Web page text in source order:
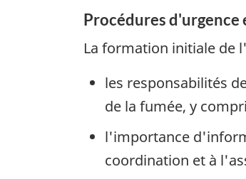
Procédures d'urgence
La formation initiale de
les responsabilités
de la fumée, y
l'importance
coordination et à